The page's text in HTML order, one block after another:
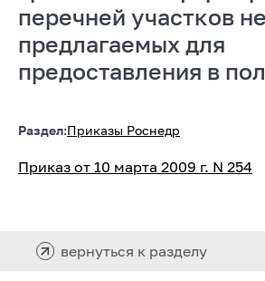
перечней участков
предлагаемых для
предоставления в
Раздел:Приказы Роснедр
Приказ от 10 марта 2009 г. N 254
вернуться к разделу